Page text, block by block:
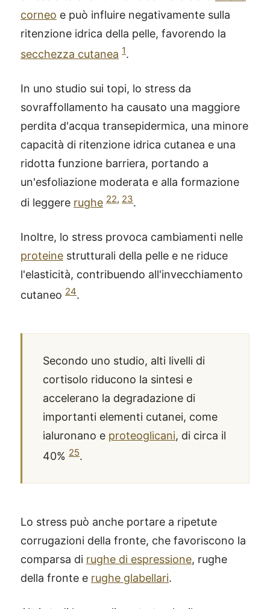
corneo e può influire negativamente sulla
ritenzione idrica della pelle, favorendo la
secchezza cutanea 1.
In uno studio sui topi, lo stress da
sovraffollamento ha causato una maggiore
perdita d'acqua transepidermica, una minore
capacità di ritenzione idrica cutanea e una
ridotta funzione barriera, portando a
un'esfoliazione moderata e alla formazione
di leggere rughe 22, 23.
Inoltre, lo stress provoca cambiamenti nelle
proteine strutturali della pelle e ne riduce
l'elasticità, contribuendo all'invecchiamento
cutaneo 24.
Secondo uno studio, alti livelli di
cortisolo riducono la sintesi e
accelerano la degradazione di
importanti elementi cutanei, come
ialuronano e proteoglicani, di circa il
40% 25.
Lo stress può anche portare a ripetute
corrugazioni della fronte, che favoriscono la
comparsa di rughe di espressione, rughe
della fronte e rughe glabellari.